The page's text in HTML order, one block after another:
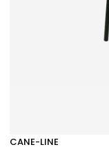
CANE-LINE